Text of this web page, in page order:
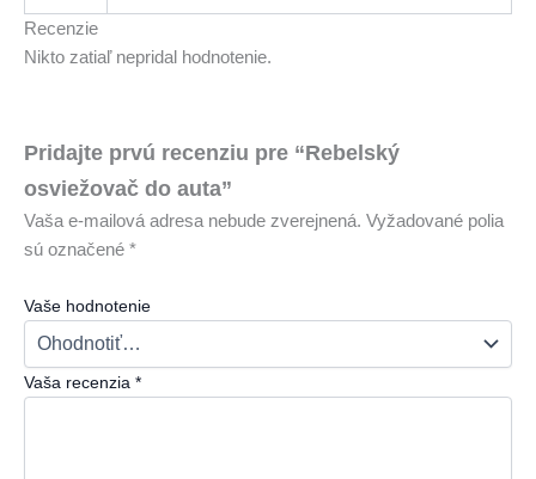
Recenzie
Nikto zatiaľ nepridal hodnotenie.
Pridajte prvú recenziu pre “Rebelský
osviežovač do auta”
Vaša e-mailová adresa nebude zverejnená. Vyžadované polia
sú označené *
Vaše hodnotenie
Vaša recenzia *